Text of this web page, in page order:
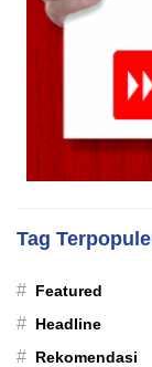
Tag
# Featured
# Headline
# Rekomendasi